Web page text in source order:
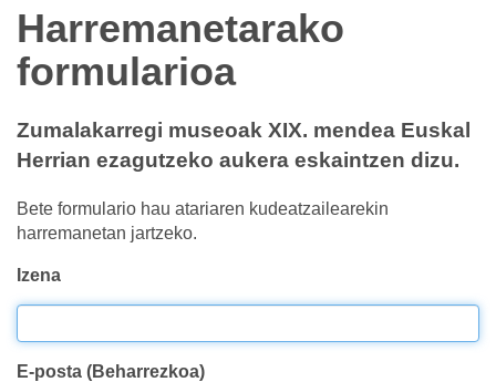
Harremanetarako
formularioa
Zumalakarregi museoak XIX. mendea Euskal
Herrian ezagutzeko aukera eskaintzen dizu.
Bete formulario hau atariaren kudeatzailearekin
harremanetan jartzeko.
Izena
E-posta (Beharrezkoa)